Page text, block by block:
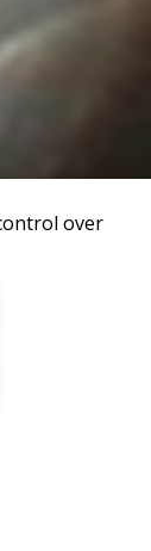
over